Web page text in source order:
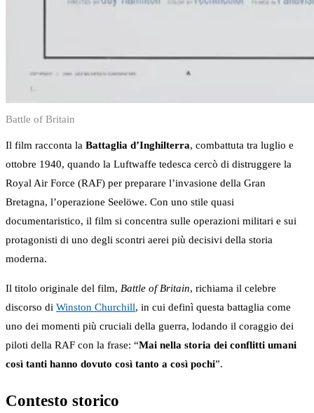
Battle of Britain
Il film racconta la Battaglia d’Inghilterra, combattuta tra luglio e
ottobre 1940, quando la Luftwaffe tedesca cercò di distruggere la
Royal Air Force (RAF) per preparare l’invasione della Gran
Bretagna, l’operazione Seelöwe. Con uno stile quasi
documentaristico, il film si concentra sulle operazioni militari e sui
protagonisti di uno degli scontri aerei più decisivi della storia
moderna.
Il titolo originale del film, Battle of Britain, richiama il celebre
discorso di Winston Churchill, in cui definì questa battaglia come
uno dei momenti più cruciali della guerra, lodando il coraggio dei
piloti della RAF con la frase: “Mai nella storia dei conflitti umani
così tanti hanno dovuto così tanto a così pochi”.
Contesto storico